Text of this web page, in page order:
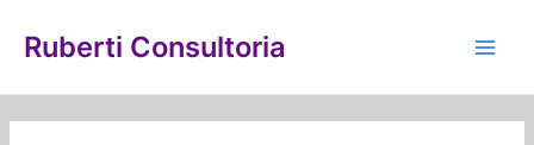
para
conteúdo
Ruberti Consultoria
de